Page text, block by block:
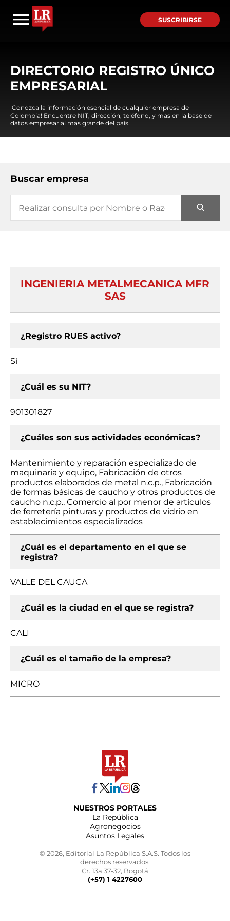
SUSCRIBIRSE
DIRECTORIO REGISTRO ÚNICO
EMPRESARIAL
¡Conozca la información esencial de cualquier empresa de
Colombia! Encuentre NIT, dirección, teléfono, y mas en la base de
datos empresarial mas grande del país.
Buscar empresa
INGENIERIA METALMECANICA MFR
SAS
¿Registro RUES activo?
Si
¿Cuál es su NIT?
901301827
¿Cuáles son sus actividades económicas?
Mantenimiento y reparación especializado de
maquinaria y equipo, Fabricación de otros
productos elaborados de metal n.c.p., Fabricación
de formas básicas de caucho y otros productos de
caucho n.c.p., Comercio al por menor de artículos
de ferretería pinturas y productos de vidrio en
establecimientos especializados
¿Cuál es el departamento en el que se
registra?
VALLE DEL CAUCA
¿Cuál es la ciudad en el que se registra?
CALI
¿Cuál es el tamaño de la empresa?
MICRO
NUESTROS PORTALES
La República
Agronegocios
Asuntos Legales
© 2026, Editorial La República S.A.S. Todos los
derechos reservados.
Cr. 13a 37-32, Bogotá
(+57) 1 4227600